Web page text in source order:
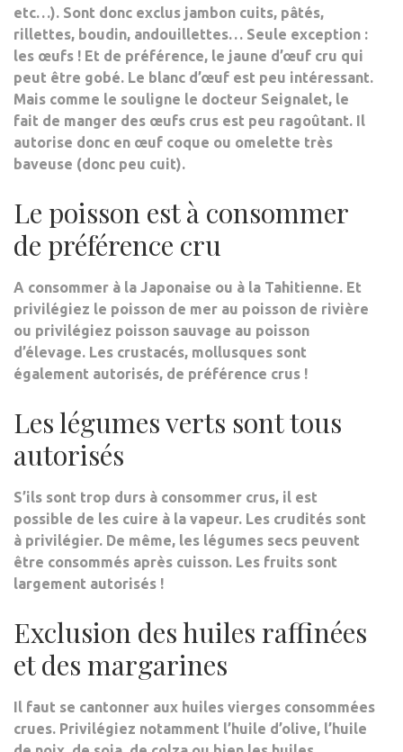
etc…). Sont donc exclus jambon cuits, pâtés,
rillettes, boudin, andouillettes… Seule exception :
les œufs ! Et de préférence, le jaune d’œuf cru qui
peut être gobé. Le blanc d’œuf est peu intéressant.
Mais comme le souligne le docteur Seignalet, le
fait de manger des œufs crus est peu ragoûtant. Il
autorise donc en œuf coque ou omelette très
baveuse (donc peu cuit).
Le poisson est à consommer
de préférence cru
A consommer à la Japonaise ou à la Tahitienne. Et
privilégiez le poisson de mer au poisson de rivière
ou privilégiez poisson sauvage au poisson
d’élevage. Les crustacés, mollusques sont
également autorisés, de préférence crus !
Les légumes verts sont tous
autorisés
S’ils sont trop durs à consommer crus, il est
possible de les cuire à la vapeur. Les crudités sont
à privilégier. De même, les légumes secs peuvent
être consommés après cuisson. Les fruits sont
largement autorisés !
Exclusion des huiles raffinées
et des margarines
Il faut se cantonner aux huiles vierges consommées
crues. Privilégiez notamment l’huile d’olive, l’huile